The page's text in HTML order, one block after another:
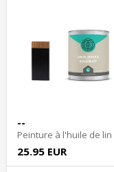
--
25.95 EUR